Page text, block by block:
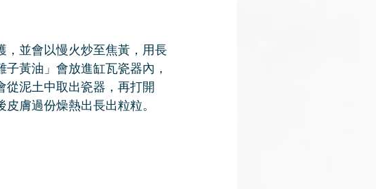
，並會以慢火炒至焦黃，用長
黃油」會放進缸瓦瓷器內，
從泥土中取出瓷器，再打開
膚過份燥熱出長出粒粒。